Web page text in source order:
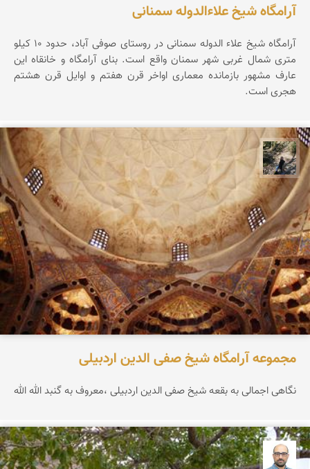
آرامگاه شیخ علاءالدوله سمنانی
آرامگاه شیخ علاء الدوله سمنانی در روستای صوفی آباد، حدود ۱۰ کیلو
متری شمال غربی شهر سمنان واقع است. بنای آرامگاه و خانقاه این
عارف مشهور بازمانده معماری اواخر قرن هفتم و اوایل قرن هشتم
هجری است.
مونا سلطانی
مجموعه آرامگاه شیخ صفی الدین اردبیلی
نگاهی اجمالی به بقعه شیخ صفی الدین اردبیلی ،معروف به گنبد الله الله
بابک ارجمندی